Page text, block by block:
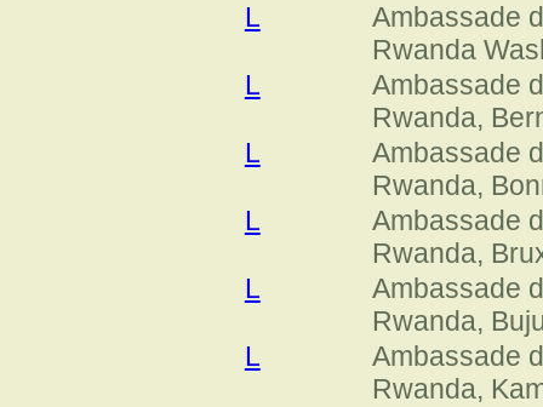
L
Ambassade
Rwanda
L
Ambassade
Rwanda,
L
Ambassade
Rwanda,
L
Ambassade
Rwanda,
L
Ambassade
Rwanda,
L
Ambassade
Rwanda,